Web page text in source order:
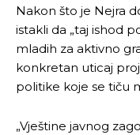
Nakon što je Nejra
istakli da „taj ishod
mladih za aktivno
konkretan uticaj
politike koje se tiču
„Vještine javnog